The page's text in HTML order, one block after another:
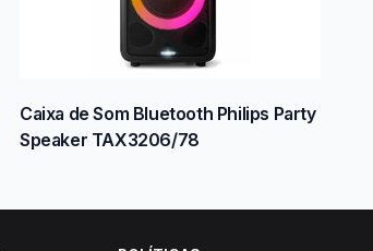
Caixa de Som Bluetooth Philips Party
Speaker TAX3206/78